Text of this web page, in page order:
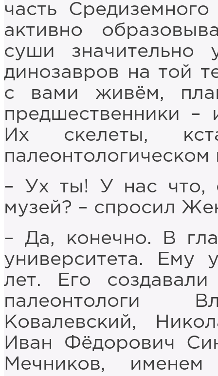
часть
активно
суши значительно
динозавров на той
с вами живём,
предшественники –
Их скелеты,
палеонтологическом
– Ух ты! У нас что,
музей? – спросил
– Да, конечно. В
университета. Ему
лет. Его
палеонтологи
Ковалевский,
Иван Фёдорович
Мечников,